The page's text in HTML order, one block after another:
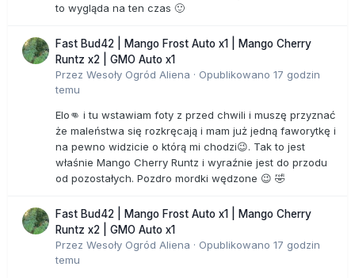
to wygląda na ten czas 🙂
Fast Bud42 | Mango Frost Auto x1 | Mango Cherry
Runtz x2 | GMO Auto x1
Przez Wesoły Ogród Aliena · Opublikowano 17 godzin
temu
Elo👊 i tu wstawiam foty z przed chwili i muszę przyznać
że maleństwa się rozkręcają i mam już jedną faworytkę i
na pewno widzicie o którą mi chodzi😉. Tak to jest
właśnie Mango Cherry Runtz i wyraźnie jest do przodu
od pozostałych. Pozdro mordki wędzone 😉 🤣
Fast Bud42 | Mango Frost Auto x1 | Mango Cherry
Runtz x2 | GMO Auto x1
Przez Wesoły Ogród Aliena · Opublikowano 17 godzin
temu